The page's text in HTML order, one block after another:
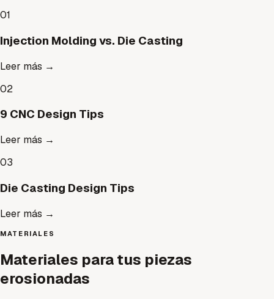
01
Injection Molding vs. Die Casting
Leer más →
02
9 CNC Design Tips
Leer más →
03
Die Casting Design Tips
Leer más →
MATERIALES
Materiales para tus piezas
erosionadas